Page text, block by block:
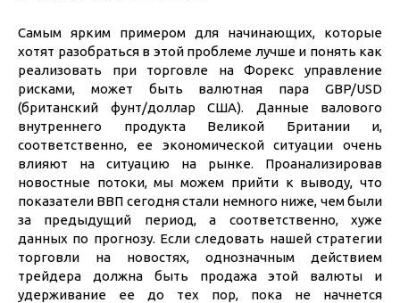
Самым ярким примером для начинающих, которые
хотят разобраться в этой проблеме лучше и понять как
реализовать при торговле на Форекс управление
рисками, может быть валютная пара GBP/USD
(британский фунт/доллар США). Данные валового
внутреннего продукта Великой Британии и,
соответственно, ее экономической ситуации очень
влияют на ситуацию на рынке. Проанализировав
новостные потоки, мы можем прийти к выводу, что
показатели ВВП сегодня стали немного ниже, чем были
за предыдущий период, а соответственно, хуже
данных по прогнозу. Если следовать нашей стратегии
торговли на новостях, однозначным действием
трейдера должна быть продажа этой валюты и
удерживание ее до тех пор, пока не начнется